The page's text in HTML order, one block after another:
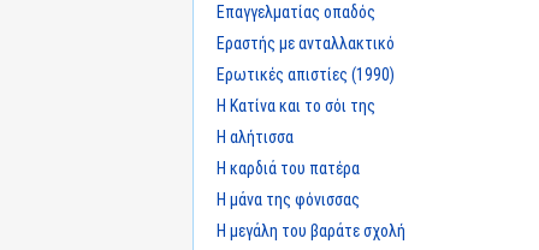
Επαγγελματίας οπαδός
Εραστής με ανταλλακτικό
Ερωτικές απιστίες (1990)
Η Κατίνα και το σόι της
Η αλήτισσα
Η καρδιά του πατέρα
Η μάνα της φόνισσας
Η μεγάλη του βαράτε σχολή